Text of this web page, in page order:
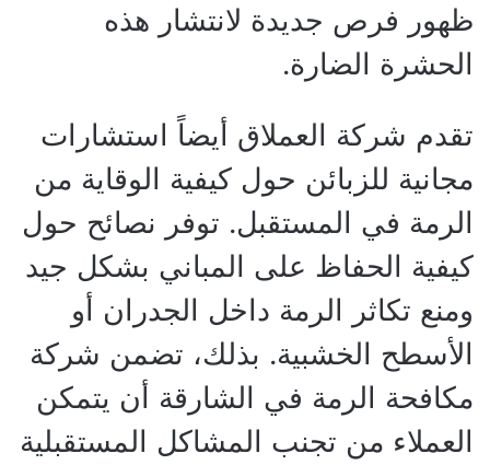
ظهور فرص جديدة لانتشار هذه
الحشرة الضارة.
تقدم شركة العملاق أيضاً استشارات
مجانية للزبائن حول كيفية الوقاية من
الرمة في المستقبل. توفر نصائح حول
كيفية الحفاظ على المباني بشكل جيد
ومنع تكاثر الرمة داخل الجدران أو
الأسطح الخشبية. بذلك، تضمن شركة
مكافحة الرمة في الشارقة أن يتمكن
العملاء من تجنب المشاكل المستقبلية